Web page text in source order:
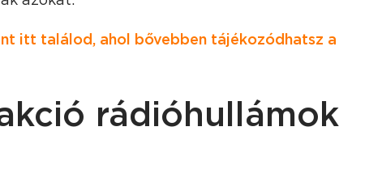
itt találod, ahol bővebben tájékozódhatsz a
rádióhullámok